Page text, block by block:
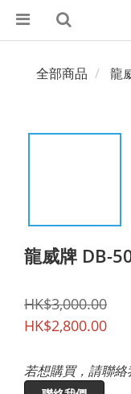
全部商品 龍
龍威牌 DB-
HK$3,000.00
HK$2,800.00
若想購買，請聯絡